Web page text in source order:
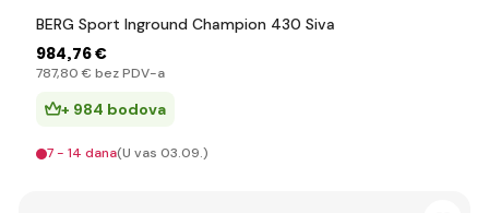
BERG Sport Inground Champion 430 Siva
984,76 €
787,80 € bez PDV-a
+ 984 bodova
7 - 14 dana(U vas 03.09.)